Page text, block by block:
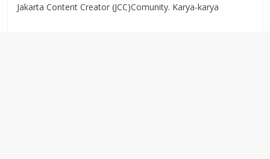
Jakarta Content Creator (JCC)Comunity. Karya-karya